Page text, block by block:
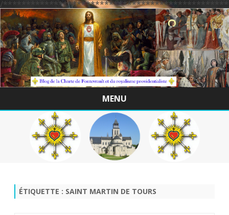
/
MENU
Skip
to
content
ÉTIQUETTE : SAINT MARTIN DE TOURS